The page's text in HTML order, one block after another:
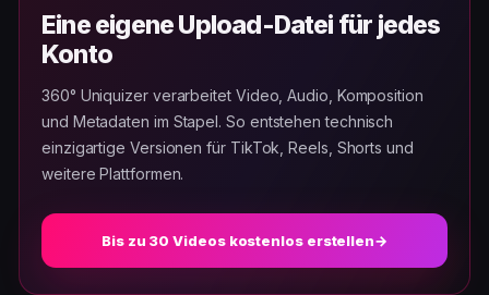
Eine eigene Upload-Datei für jedes
Konto
360° Uniquizer verarbeitet Video, Audio, Komposition
und Metadaten im Stapel. So entstehen technisch
einzigartige Versionen für TikTok, Reels, Shorts und
weitere Plattformen.
Bis zu 30 Videos kostenlos erstellen→